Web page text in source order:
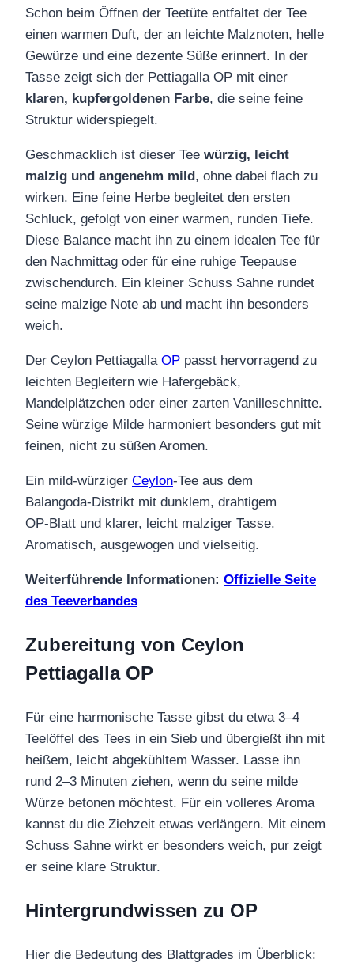
Schon beim Öffnen der Teetüte entfaltet der Tee
einen warmen Duft, der an leichte Malznoten, helle
Gewürze und eine dezente Süße erinnert. In der
Tasse zeigt sich der Pettiagalla OP mit einer
klaren, kupfergoldenen Farbe, die seine feine
Struktur widerspiegelt.
Geschmacklich ist dieser Tee würzig, leicht
malzig und angenehm mild , ohne dabei flach zu
wirken. Eine feine Herbe begleitet den ersten
Schluck, gefolgt von einer warmen, runden Tiefe.
Diese Balance macht ihn zu einem idealen Tee für
den Nachmittag oder für eine ruhige Teepause
zwischendurch. Ein kleiner Schuss Sahne rundet
seine malzige Note ab und macht ihn besonders
weich.
Der Ceylon Pettiagalla OP passt hervorragend zu
leichten Begleitern wie Hafergebäck,
Mandelplätzchen oder einer zarten Vanilleschnitte.
Seine würzige Milde harmoniert besonders gut mit
feinen, nicht zu süßen Aromen.
Ein mild‑würziger Ceylon‑Tee aus dem
Balangoda‑Distrikt mit dunklem, drahtigem
OP‑Blatt und klarer, leicht malziger Tasse.
Aromatisch, ausgewogen und vielseitig.
Weiterführende Informationen: Offizielle Seite
des Teeverbandes
Zubereitung von Ceylon
Pettiagalla OP
Für eine harmonische Tasse gibst du etwa 3–4
Teelöffel des Tees in ein Sieb und übergießt ihn mit
heißem, leicht abgekühltem Wasser. Lasse ihn
rund 2–3 Minuten ziehen, wenn du seine milde
Würze betonen möchtest. Für ein volleres Aroma
kannst du die Ziehzeit etwas verlängern. Mit einem
Schuss Sahne wirkt er besonders weich, pur zeigt
er seine klare Struktur.
Hintergrundwissen zu OP
Hier die Bedeutung des Blattgrades im Überblick: